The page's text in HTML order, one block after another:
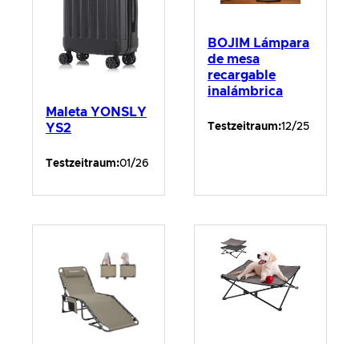
Maleta YONSLY
YS2
Testzeitraum:01/26
BOJIM Lámpara
de mesa
recargable
inalámbrica
Testzeitraum:12/25